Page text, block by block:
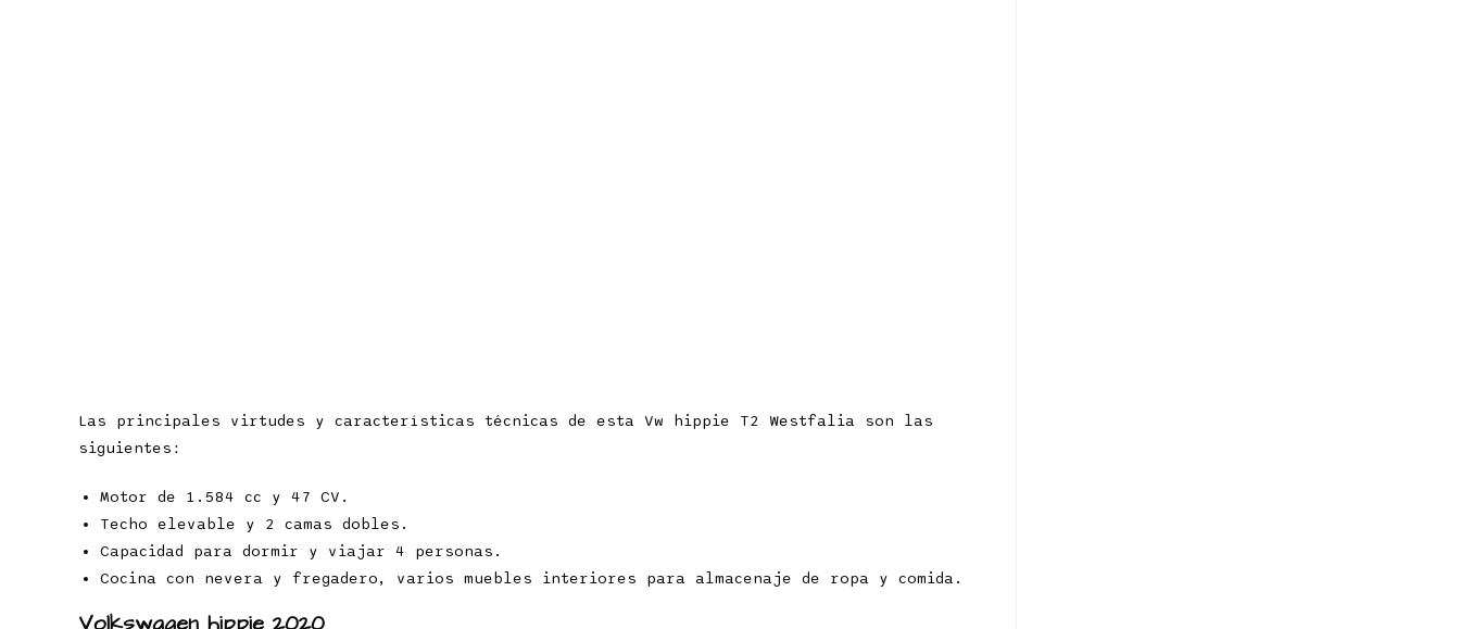
Las principales virtudes y características técnicas de esta Vw hippie T2 Westfalia son las
siguientes:
Motor de 1.584 cc y 47 CV.
Techo elevable y 2 camas dobles.
Capacidad para dormir y viajar 4 personas.
Cocina con nevera y fregadero, varios muebles interiores para almacenaje de ropa y comida.